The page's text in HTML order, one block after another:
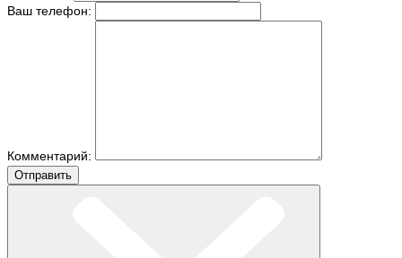
Ваш телефон:
Комментарий:
Отправить